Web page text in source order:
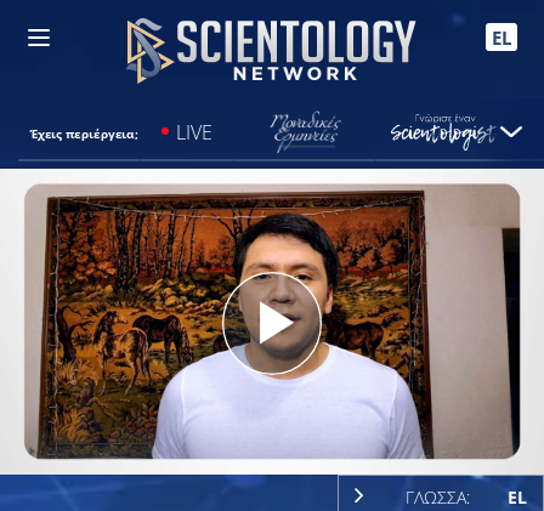
EL
Έχεις περιέργεια; LIVE
Play
Video
ΓΛΩΣΣΑ: EL